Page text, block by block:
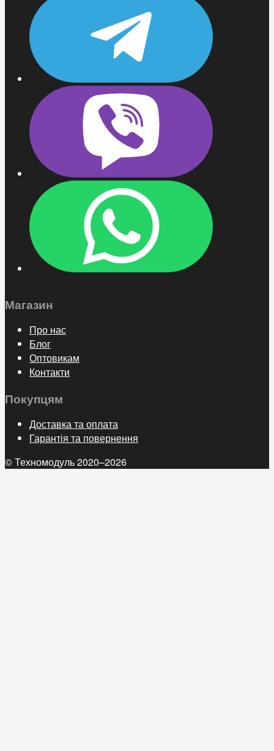
Магазин
Про нас
Блог
Оптовикам
Контакти
Покупцям
Доставка та оплата
Гарантія та повернення
© Техномодуль 2020–2026